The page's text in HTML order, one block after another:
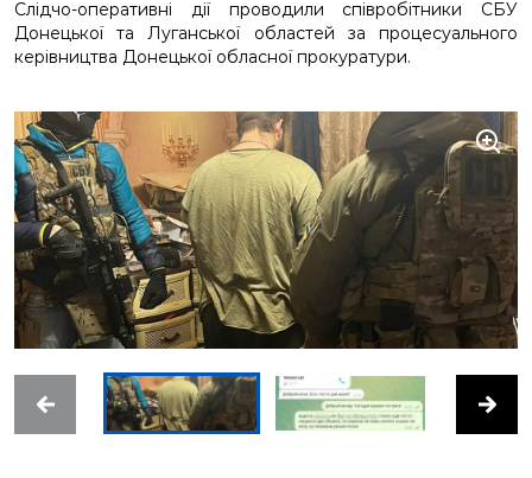
Слідчо-оперативні дії проводили співробітники СБУ
Донецької та Луганської областей за процесуального
керівництва Донецької обласної прокуратури.